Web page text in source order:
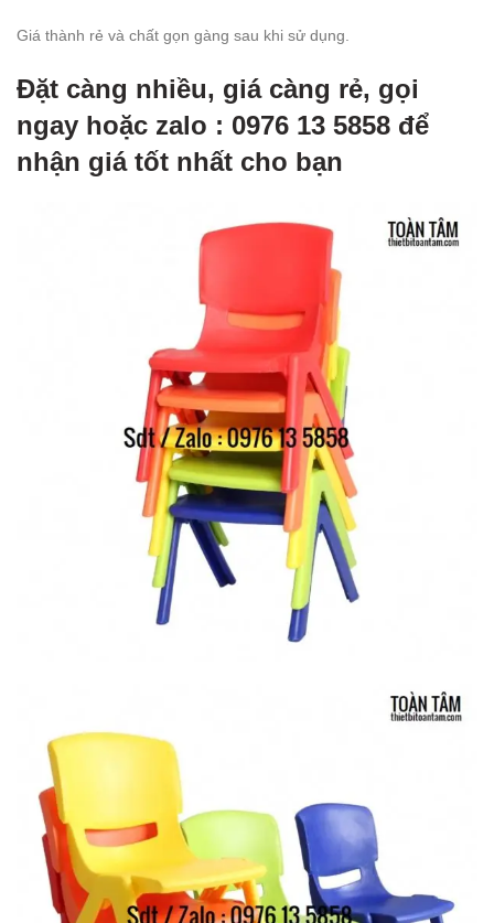
Giá thành rẻ và chất gọn gàng sau khi sử dụng.
Đặt càng nhiều, giá càng rẻ, gọi
ngay hoặc zalo : 0976 13 5858 để
nhận giá tốt nhất cho bạn